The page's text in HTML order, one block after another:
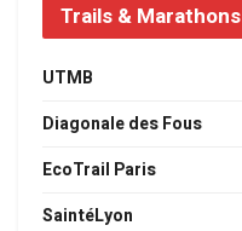
Trails & Marathons
UTMB
Diagonale des Fous
EcoTrail Paris
SaintéLyon